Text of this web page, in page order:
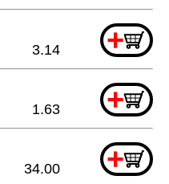
+
3.14
+
1.63
+
34.00